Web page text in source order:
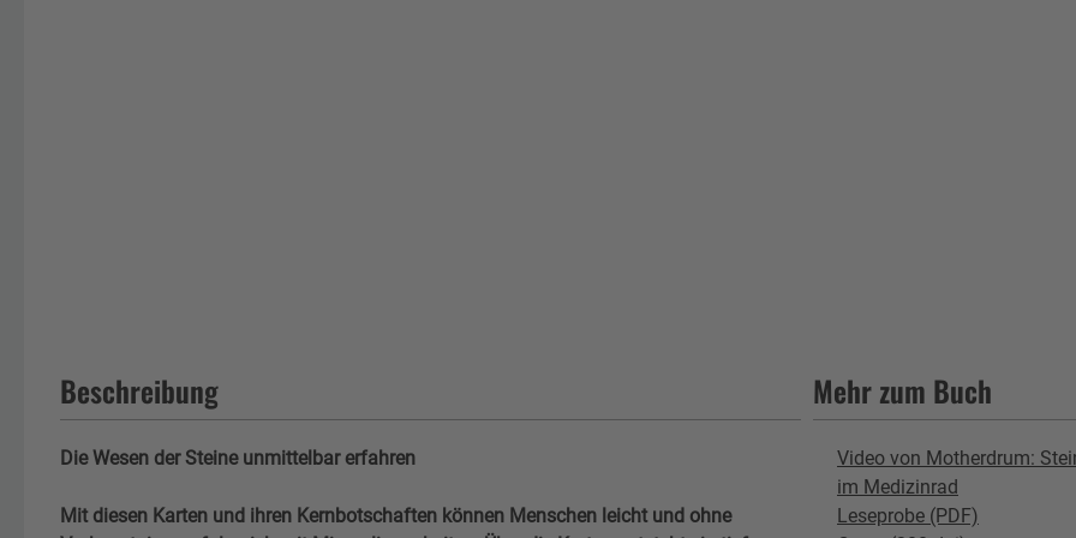
Beschreibung
Die Wesen der Steine unmittelbar erfahren
Mit diesen Karten und ihren Kernbotschaften können Menschen leicht und ohne
Mehr zum Buch
Video von Motherdrum:
im Medizinrad
Leseprobe (PDF)